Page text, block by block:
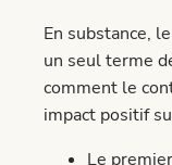
En substance,
un seul terme
comment le
impact positif
Le